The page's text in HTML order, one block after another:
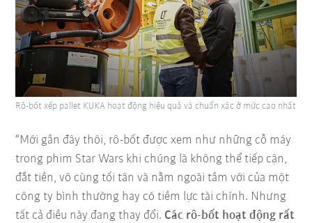
“Mới gần đây thôi, rô-bốt được xem như những cỗ máy
trong phim Star Wars khi chúng là không thể tiếp cận,
đắt tiền, vô cùng tối tân và nằm ngoài tầm với của một
công ty bình thường hay có tiềm lực tài chính. Nhưng
tất cả điều này đang thay đổi. Các rô-bốt hoạt động rất
Rô-bốt xếp pallet KUKA hoạt động hiệu quả và chuẩn xác ở mức cao nhất